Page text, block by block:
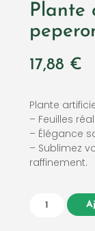
Plante
17,88 €
Plante
– Feuilles
– Élégance
– Sublimez
raffinement.